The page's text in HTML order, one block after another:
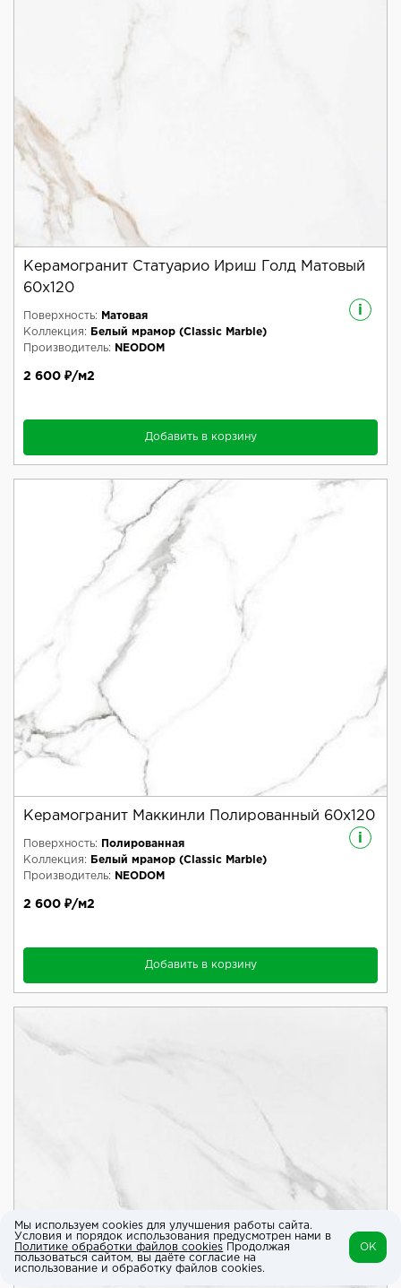
Керамогранит Статуарио Ириш Голд Матовый
60x120
i
Поверхность:
Матовая
Коллекция:
Белый мрамор (Classic Marble)
Производитель:
NEODOM
2 600 ₽/м2
Добавить в корзину
Керамогранит Маккинли Полированный 60x120
i
Поверхность:
Полированная
Коллекция:
Белый мрамор (Classic Marble)
Производитель:
NEODOM
2 600 ₽/м2
Добавить в корзину
Мы используем cookies для улучшения работы сайта.
Условия и порядок использования предусмотрен нами в
Политике обработки файлов cookies Продолжая
пользоваться сайтом, вы даёте согласие на
использование и обработку файлов cookies.
OK